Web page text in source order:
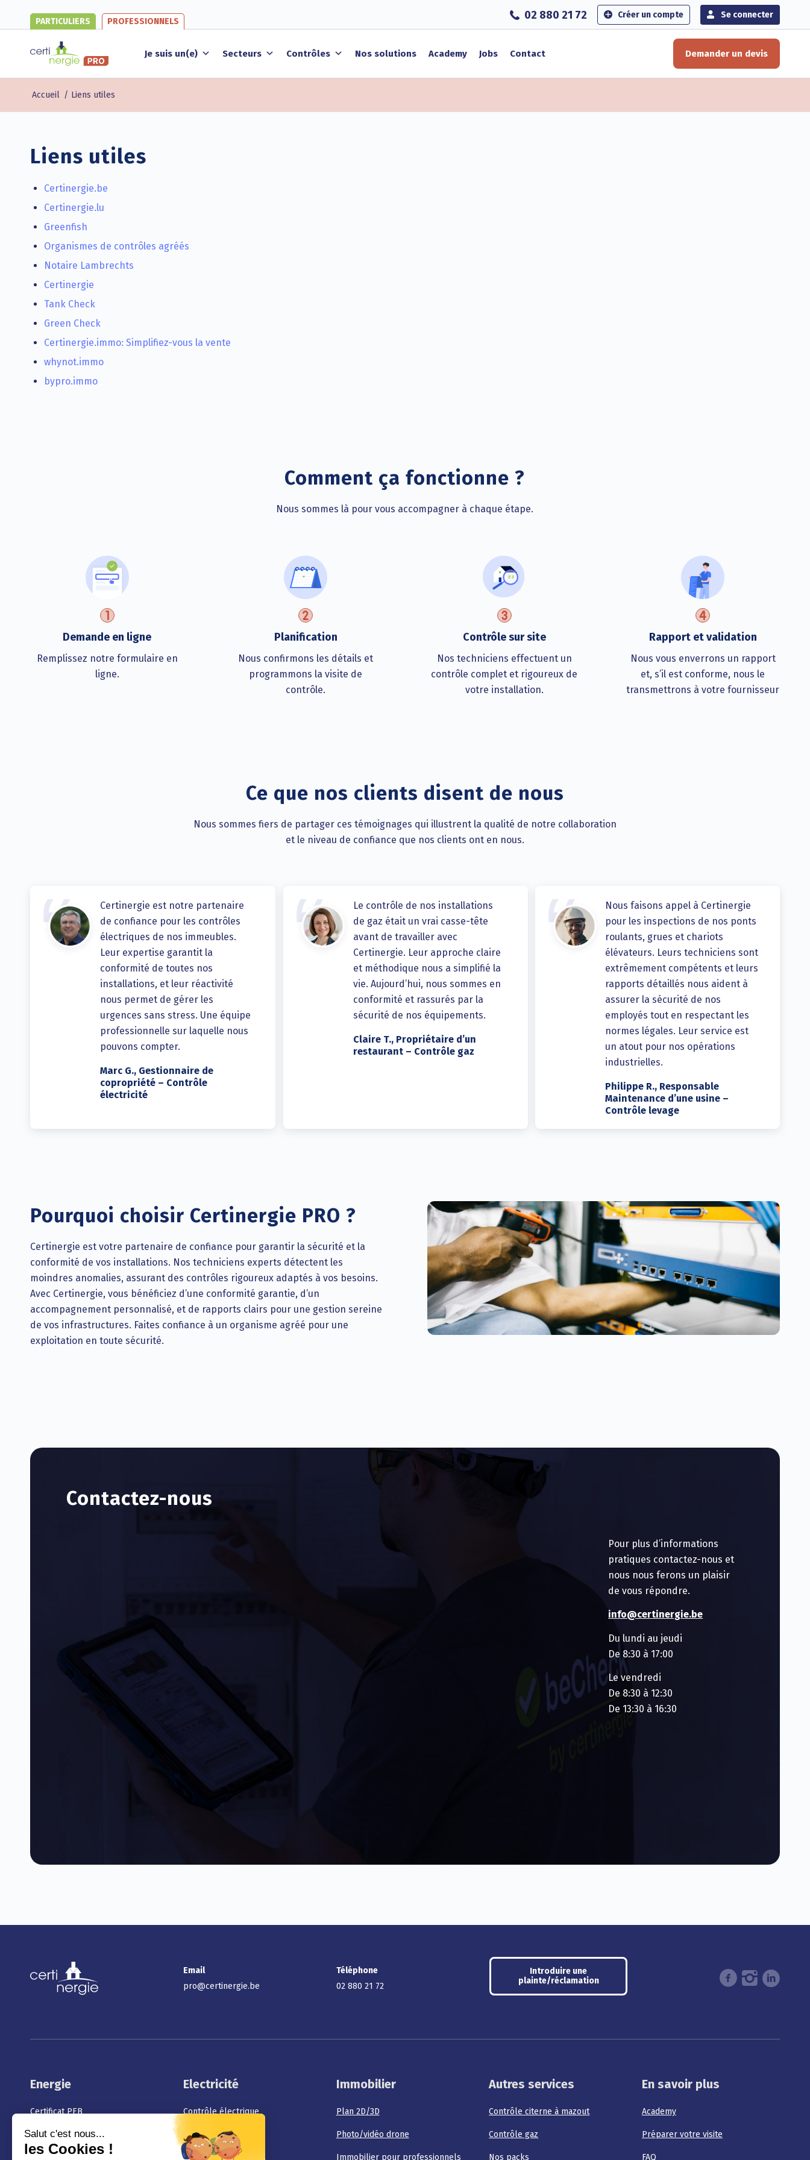
02 880 21 72 Créer un compte Se connecter
PARTICULIERS PROFESSIONNELS
Je suis un(e) Secteurs Contrôles Nos solutions Academy Jobs Contact Demander un devis
Accueil / Liens utiles
Liens utiles
Certinergie.be
Certinergie.lu
Greenfish
Organismes de contrôles agréés
Notaire Lambrechts
Certinergie
Tank Check
Green Check
Certinergie.immo: Simplifiez-vous la vente
whynot.immo
bypro.immo
Comment ça fonctionne ?
Nous sommes là pour vous accompagner à chaque étape.
Demande en ligne
Remplissez notre formulaire en
ligne.
Planification
Nous confirmons les détails et
programmons la visite de
contrôle.
Contrôle sur site
Nos techniciens effectuent un
contrôle complet et rigoureux de
votre installation.
Rapport et validation
Nous vous enverrons un rapport
et, s’il est conforme, nous le
transmettrons à votre fournisseur
Ce que nos clients disent de nous
Nous sommes fiers de partager ces témoignages qui illustrent la qualité de notre collaboration
et le niveau de confiance que nos clients ont en nous.
Certinergie est notre partenaire
de confiance pour les contrôles
électriques de nos immeubles.
Leur expertise garantit la
conformité de toutes nos
installations, et leur réactivité
nous permet de gérer les
urgences sans stress. Une équipe
professionnelle sur laquelle nous
pouvons compter.
Marc G., Gestionnaire de
copropriété – Contrôle
électricité
Le contrôle de nos installations
de gaz était un vrai casse-tête
avant de travailler avec
Certinergie. Leur approche claire
et méthodique nous a simplifié la
vie. Aujourd’hui, nous sommes en
conformité et rassurés par la
sécurité de nos équipements.
Claire T., Propriétaire d’un
restaurant – Contrôle gaz
Nous faisons appel à Certinergie
pour les inspections de nos ponts
roulants, grues et chariots
élévateurs. Leurs techniciens sont
extrêmement compétents et leurs
rapports détaillés nous aident à
assurer la sécurité de nos
employés tout en respectant les
normes légales. Leur service est
un atout pour nos opérations
industrielles.
Philippe R., Responsable
Maintenance d’une usine –
Contrôle levage
Pourquoi choisir Certinergie PRO ?
Certinergie est votre partenaire de confiance pour garantir la sécurité et la
conformité de vos installations. Nos techniciens experts détectent les
moindres anomalies, assurant des contrôles rigoureux adaptés à vos besoins.
Avec Certinergie, vous bénéficiez d’une conformité garantie, d’un
accompagnement personnalisé, et de rapports clairs pour une gestion sereine
de vos infrastructures. Faites confiance à un organisme agréé pour une
exploitation en toute sécurité.
Contactez-nous
Pour plus d’informations
pratiques contactez-nous et
nous nous ferons un plaisir
de vous répondre.
info@certinergie.be
Du lundi au jeudi
De 8:30 à 17:00
Le vendredi
De 8:30 à 12:30
De 13:30 à 16:30
Email
pro@certinergie.be
Téléphone
02 880 21 72
Introduire une
plainte/réclamation
Energie Electricité Immobilier Autres services En savoir plus
Certificat PEB
Responsable PEB Wallonie
Conseil PEB Bruxelles
Contrôle électrique
Vente
Photovoltaïque
Plan 2D/3D
Photo/vidéo drone
Immobilier pour professionnels
Contrôle citerne à mazout
Contrôle gaz
Nos packs
Academy
Préparer votre visite
FAQ